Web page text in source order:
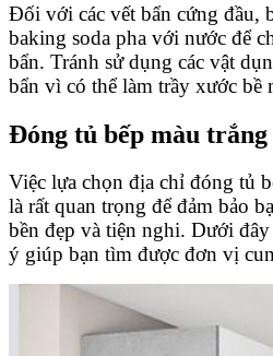
Đối với các vết bẩn cứng đầu,
baking soda pha với nước để
bẩn. Tránh sử dụng các vật
bẩn vì có thể làm trầy xước bề
Đóng tủ bếp màu
Việc lựa chọn địa chỉ đóng tủ
là rất quan trọng để đảm bảo
bền đẹp và tiện nghi. Dưới
ý giúp bạn tìm được đơn vị